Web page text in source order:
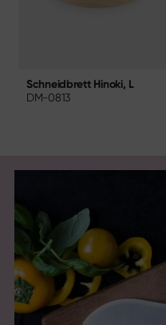
Schneidbrett Hinoki, L
DM-0813